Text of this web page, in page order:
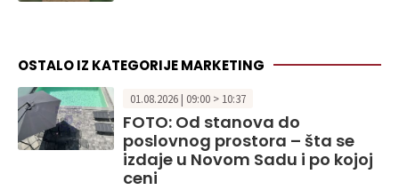
OSTALO IZ KATEGORIJE MARKETING
01.08.2026 | 09:00 > 10:37
FOTO: Od stanova do
poslovnog prostora – šta se
izdaje u Novom Sadu i po kojoj
ceni